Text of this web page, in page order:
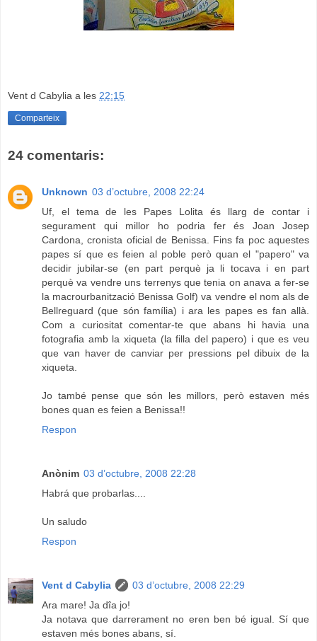
Vent d Cabylia a les 22:15
Comparteix
24 comentaris:
Unknown 03 d’octubre, 2008 22:24
Uf, el tema de les Papes Lolita és llarg de contar i
segurament qui millor ho podria fer és Joan Josep
Cardona, cronista oficial de Benissa. Fins fa poc aquestes
papes sí que es feien al poble però quan el "papero" va
decidir jubilar-se (en part perquè ja li tocava i en part
perquè va vendre uns terrenys que tenia on anava a fer-se
la macrourbanització Benissa Golf) va vendre el nom als de
Bellreguard (que són família) i ara les papes es fan allà.
Com a curiositat comentar-te que abans hi havia una
fotografia amb la xiqueta (la filla del papero) i que es veu
que van haver de canviar per pressions pel dibuix de la
xiqueta.
Jo també pense que són les millors, però estaven més
bones quan es feien a Benissa!!
Respon
Anònim 03 d’octubre, 2008 22:28
Habrá que probarlas....
Un saludo
Respon
Vent d Cabylia
03 d’octubre, 2008 22:29
Ara mare! Ja dîa jo!
Ja notava que darrerament no eren ben bé igual. Sí que
estaven més bones abans, sí.